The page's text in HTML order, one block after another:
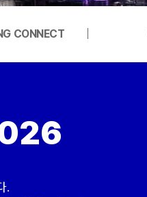
CONNECT
.